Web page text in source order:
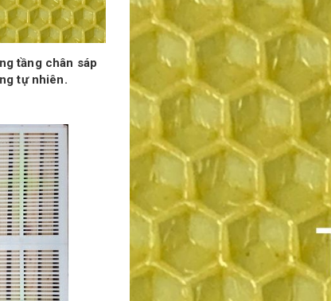
tầng chân sáp
tự nhiên.